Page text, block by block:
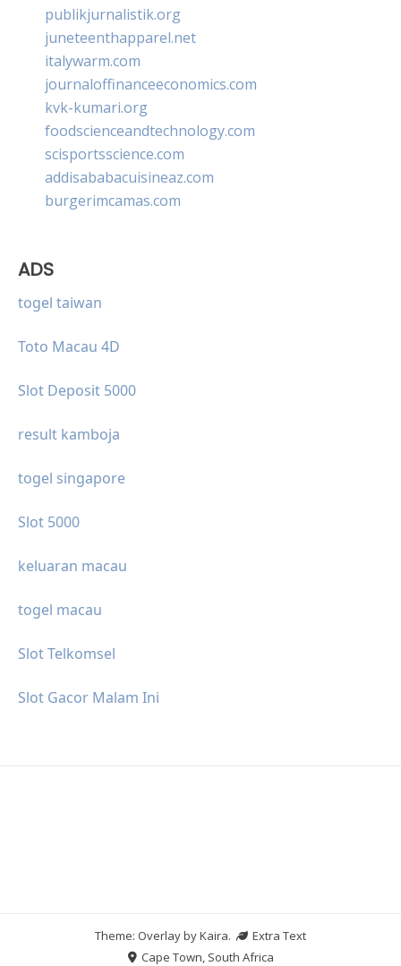
publikjurnalistik.org
juneteenthapparel.net
italywarm.com
journaloffinanceeconomics.com
kvk-kumari.org
foodscienceandtechnology.com
scisportsscience.com
addisababacuisineaz.com
burgerimcamas.com
ADS
togel taiwan
Toto Macau 4D
Slot Deposit 5000
result kamboja
togel singapore
Slot 5000
keluaran macau
togel macau
Slot Telkomsel
Slot Gacor Malam Ini
Theme: Overlay byKaira.
Extra Text
Cape Town, South Africa